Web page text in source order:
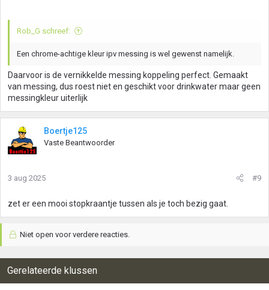
Rob_G schreef:
Een chrome-achtige kleur ipv messing is wel gewenst namelijk.
Daarvoor is de vernikkelde messing koppeling perfect. Gemaakt
van messing, dus roest niet en geschikt voor drinkwater maar geen
messingkleur uiterlijk
Boertje125
Vaste Beantwoorder
3 aug 2025 #9
zet er een mooi stopkraantje tussen als je toch bezig gaat.
Niet open voor verdere reacties.
Gerelateerde klussen